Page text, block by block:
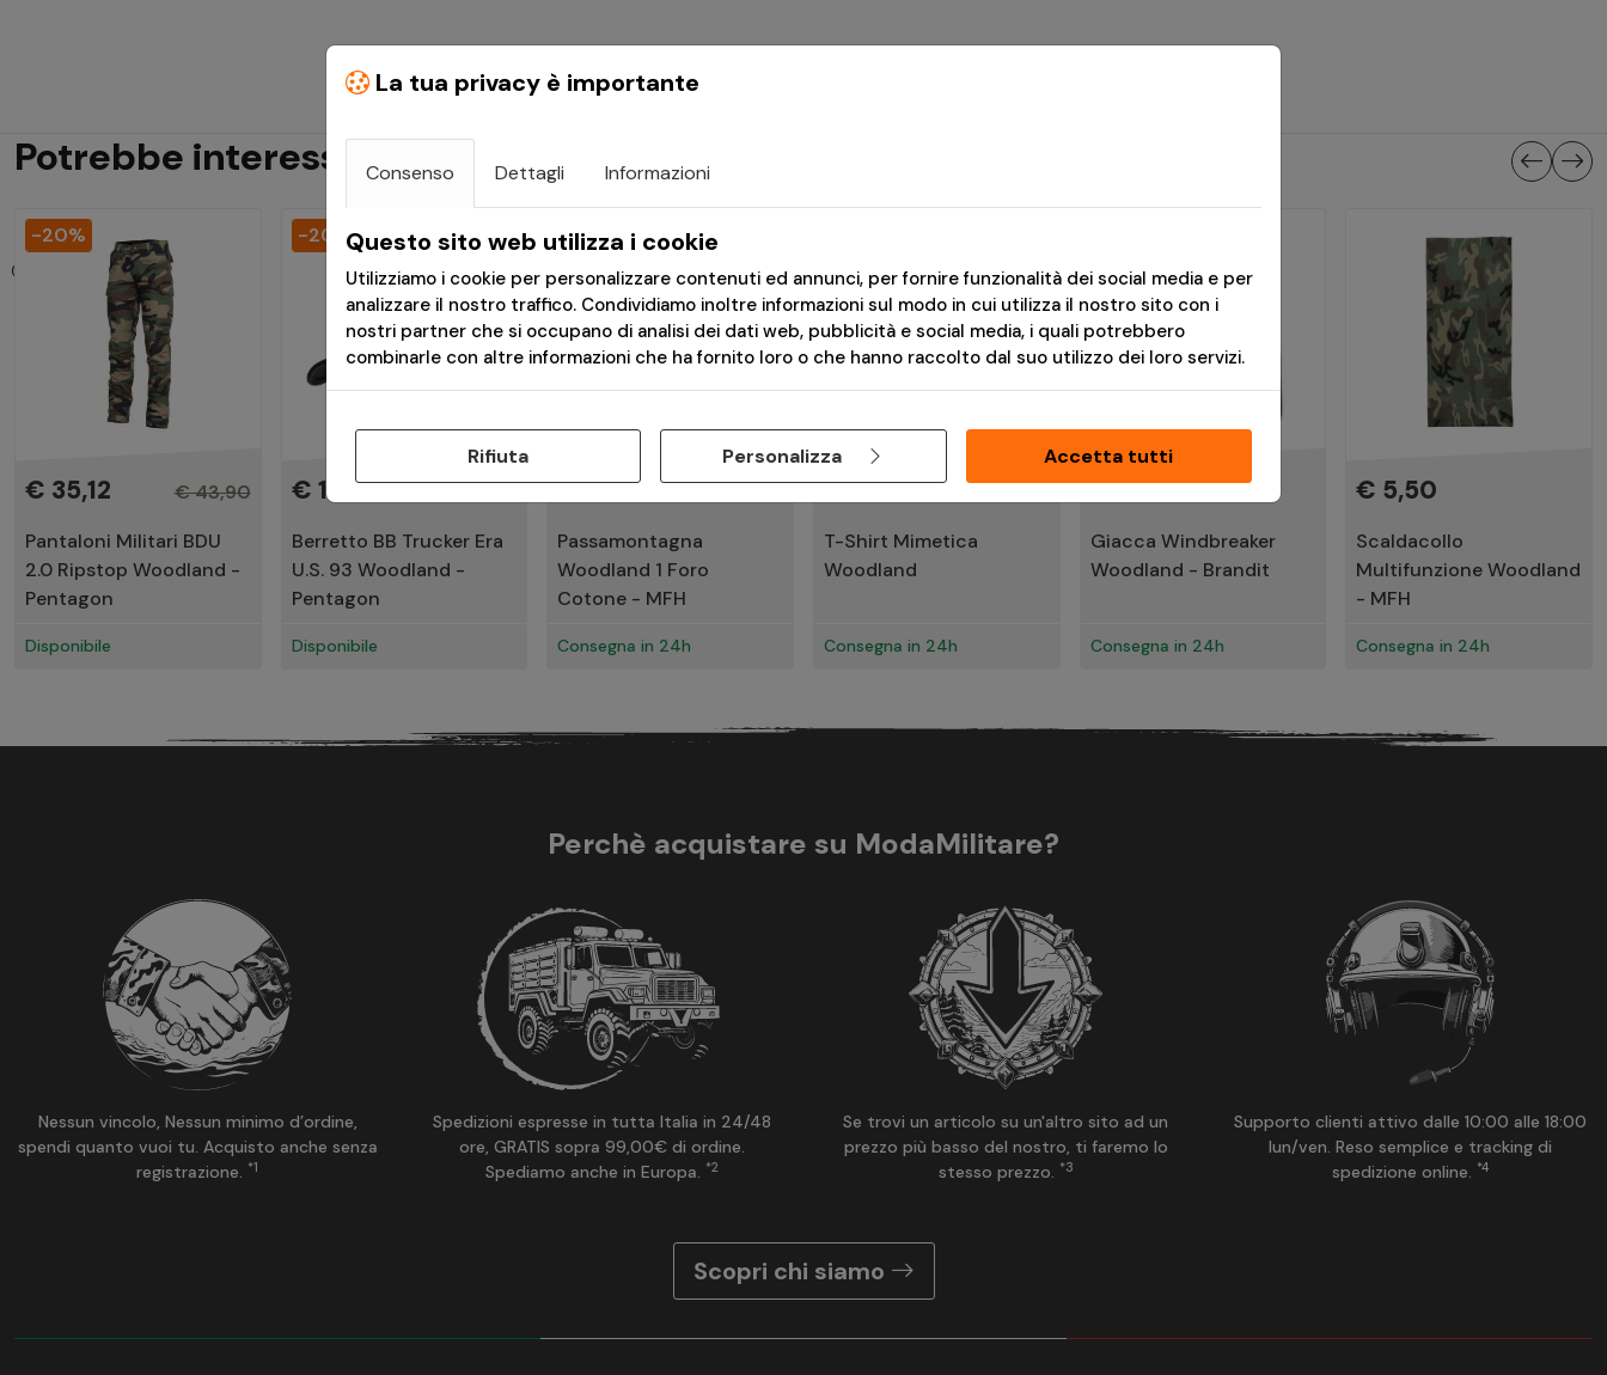
Potrebbe interessarti
-20%
€ 35,12
€ 43,90
Pantaloni Militari BDU
2.0 Ripstop Woodland -
Pentagon
Disponibile
-20%
€ 12,01
€ 15,01
Berretto BB Trucker Era
U.S. 93 Woodland -
Pentagon
Disponibile
€ 8,80
Passamontagna
Woodland 1 Foro
Cotone - MFH
Consegna in 24h
€ 15,90
T-Shirt Mimetica
Woodland
Consegna in 24h
€ 54,90
Giacca Windbreaker
Woodland - Brandit
Consegna in 24h
€ 5,50
Scaldacollo
Multifunzione Woodland
- MFH
Consegna in 24h
Perchè acquistare su ModaMilitare?
Nessun vincolo, Nessun minimo d’ordine,
spendi quanto vuoi tu. Acquisto anche senza
registrazione. *1
Spedizioni espresse in tutta Italia in 24/48
ore, GRATIS sopra 99,00€ di ordine.
Spediamo anche in Europa. *2
Se trovi un articolo su un'altro sito ad un
prezzo più basso del nostro, ti faremo lo
stesso prezzo. *3
Supporto clienti attivo dalle 10:00 alle 18:00
lun/ven. Reso semplice e tracking di
spedizione online. *4
Scopri chi siamo
La tua privacy è importante
Consenso Dettagli Informazioni
Questo sito web utilizza i cookie
Utilizziamo i cookie per personalizzare contenuti ed annunci, per fornire funzionalità dei social media e per
analizzare il nostro traffico. Condividiamo inoltre informazioni sul modo in cui utilizza il nostro sito con i
nostri partner che si occupano di analisi dei dati web, pubblicità e social media, i quali potrebbero
combinarle con altre informazioni che ha fornito loro o che hanno raccolto dal suo utilizzo dei loro servizi.
Accetta tutti
Personalizza
Rifiuta